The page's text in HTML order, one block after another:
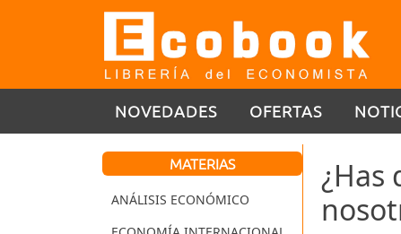
NOVEDADES OFERTAS
MATERIAS
ANÁLISIS ECONÓMICO
¿Has